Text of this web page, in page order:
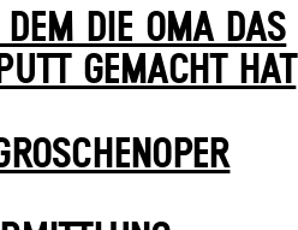
DEM DIE OMA DAS
GEMACHT HAT